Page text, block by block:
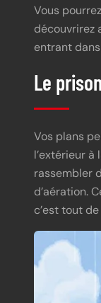
Vous
découvrirez
entrant
Le
Vos plans
l’extérieur
rassembler
d’aération.
c’est tout